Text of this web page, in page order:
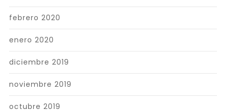
febrero 2020
enero 2020
diciembre 2019
noviembre 2019
octubre 2019